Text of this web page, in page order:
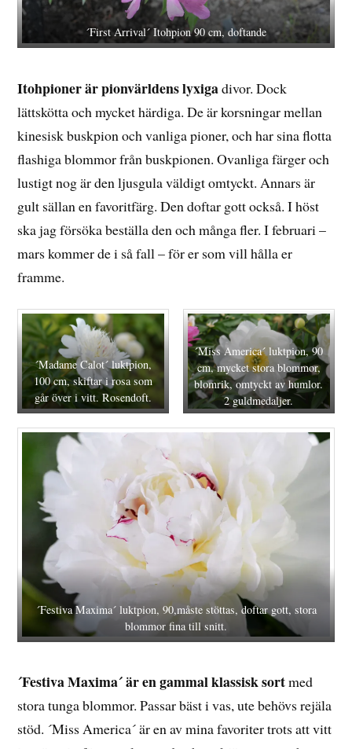
´First Arrival´ Itohpion 90 cm, doftande
Itohpioner är pionvärldens lyxigadivor. Dock
lättskötta och mycket härdiga. De är korsningar mellan
kinesisk buskpion och vanliga pioner, och har sina flotta
flashiga blommor från buskpionen. Ovanliga färger och
lustigt nog är den ljusgula väldigt omtyckt. Annars är
gult sällan en favoritfärg. Den doftar gott också. I höst
ska jag försöka beställa den och många fler. I februari –
mars kommer de i så fall – för er som vill hålla er
framme.
´Madame Calot´ luktpion,
100 cm, skiftar i rosa som
går över i vitt. Rosendoft.
´Miss America´ luktpion, 90
cm, mycket stora blommor,
blomrik, omtyckt av humlor.
2 guldmedaljer.
´Festiva Maxima´ luktpion, 90,måste stöttas, doftar gott, stora
blommor fina till snitt.
´Festiva Maxima´ är en gammal klassisk sortmed
stora tunga blommor. Passar bäst i vas, ute behövs rejäla
stöd. ´Miss America´ är en av mina favoriter trots att vitt